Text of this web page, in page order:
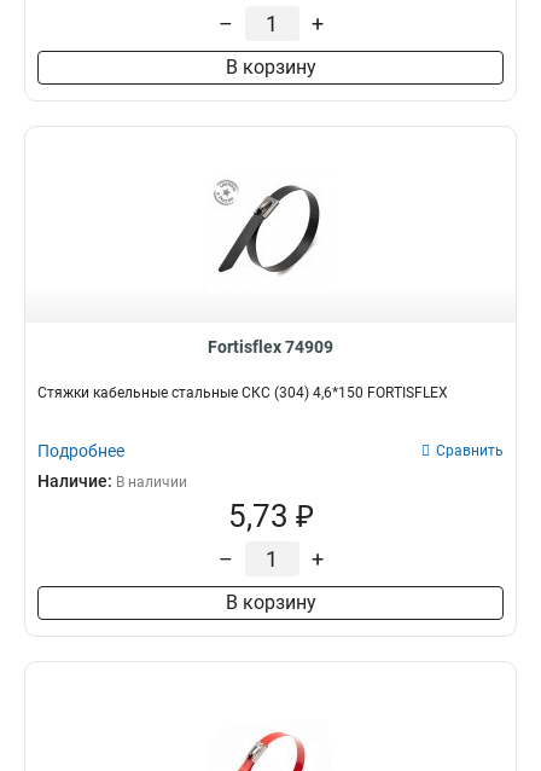
– +
В корзину
Fortisflex 74909
Стяжки кабельные стальные СКС (304) 4,6*150 FORTISFLEX
Подробнее Сравнить
Наличие: В наличии
5,73 ₽
– +
В корзину